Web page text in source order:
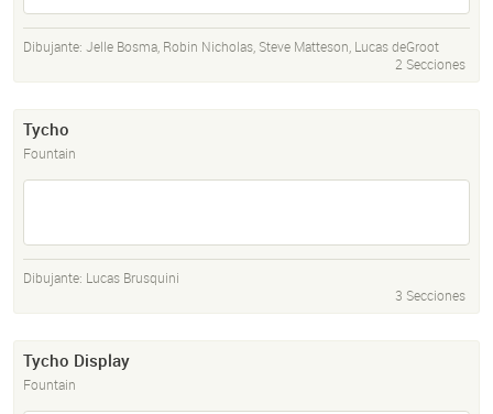
Dibujante: Jelle Bosma, Robin Nicholas, Steve Matteson, Lucas deGroot
2 Secciones
Tycho
Fountain
Dibujante: Lucas Brusquini
3 Secciones
Tycho Display
Fountain